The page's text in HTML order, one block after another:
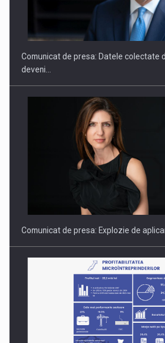
ROOTED IN ROMANIA, BUILT TO
PUTTING ROMANIAN CORPORATE
INTERNATIONAL BUSINESS SCENE
Comunicat de presa: Datele colectate
deveni…
Comunicat de presa: Explozie de